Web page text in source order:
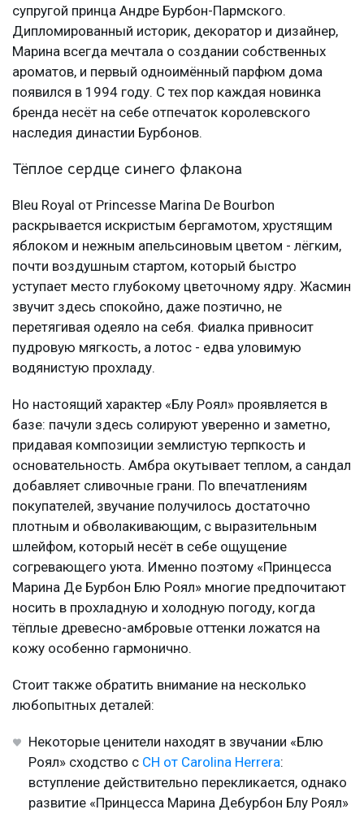
супругой принца Андре Бурбон-Пармского.
Дипломированный историк, декоратор и дизайнер,
Марина всегда мечтала о создании собственных
ароматов, и первый одноимённый парфюм дома
появился в 1994 году. С тех пор каждая новинка
бренда несёт на себе отпечаток королевского
наследия династии Бурбонов.
Тёплое сердце синего флакона
Bleu Royal от Princesse Marina De Bourbon
раскрывается искристым бергамотом, хрустящим
яблоком и нежным апельсиновым цветом - лёгким,
почти воздушным стартом, который быстро
уступает место глубокому цветочному ядру. Жасмин
звучит здесь спокойно, даже поэтично, не
перетягивая одеяло на себя. Фиалка привносит
пудровую мягкость, а лотос - едва уловимую
водянистую прохладу.
Но настоящий характер «Блу Роял» проявляется в
базе: пачули здесь солируют уверенно и заметно,
придавая композиции землистую терпкость и
основательность. Амбра окутывает теплом, а сандал
добавляет сливочные грани. По впечатлениям
покупателей, звучание получилось достаточно
плотным и обволакивающим, с выразительным
шлейфом, который несёт в себе ощущение
согревающего уюта. Именно поэтому «Принцесса
Марина Де Бурбон Блю Роял» многие предпочитают
носить в прохладную и холодную погоду, когда
тёплые древесно-амбровые оттенки ложатся на
кожу особенно гармонично.
Стоит также обратить внимание на несколько
любопытных деталей:
Некоторые ценители находят в звучании «Блю
Роял» сходство с CH от Carolina Herrera:
вступление действительно перекликается, однако
развитие «Принцесса Марина Дебурбон Блу Роял»